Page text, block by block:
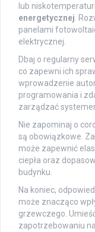
lub
energetycznej.
panelami
elektrycznej.
Dbaj o regularny
co zapewni ich
wprowadzenie
programowania i
zarządzać
Nie zapominaj o
są obowiązkowe.
może zapewnić
ciepła oraz
budynku.
Na koniec,
może znacząco
grzewczego.
zapotrzebowaniu